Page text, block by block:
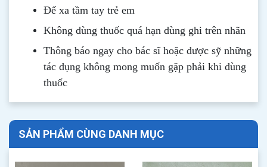
Để xa tầm tay trẻ em
Không dùng thuốc quá hạn dùng ghi trên nhãn
Thông báo ngay cho bác sĩ hoặc dược sỹ những
tác dụng không mong muốn gặp phải khi dùng
thuốc
SẢN PHẨM CÙNG DANH MỤC